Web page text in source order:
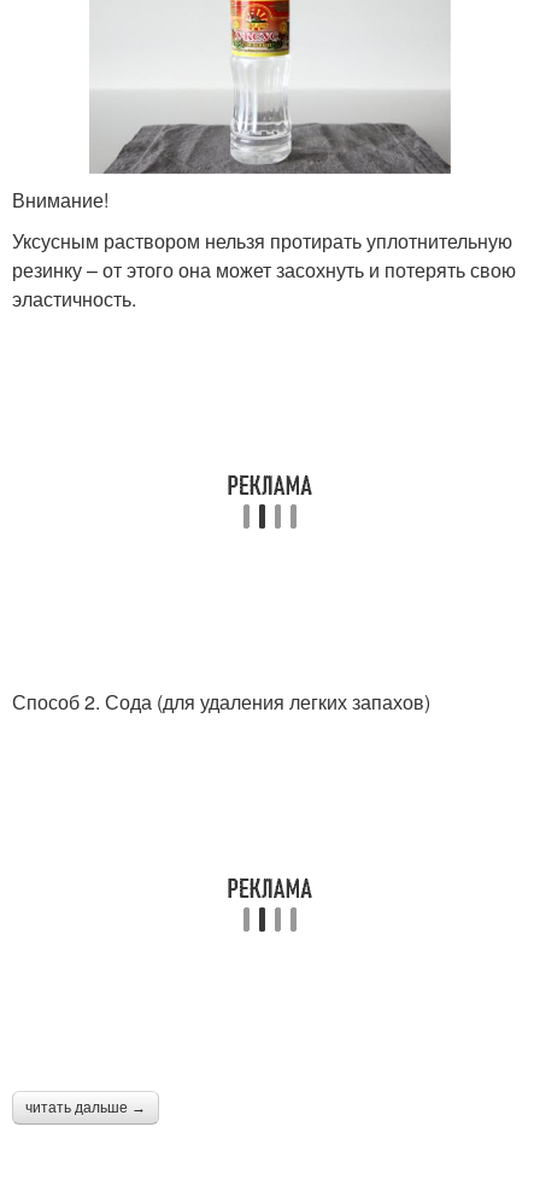
Внимание!
Уксусным раствором нельзя протирать уплотнительную
резинку – от этого она может засохнуть и потерять свою
эластичность.
Способ 2. Сода (для удаления легких запахов)
читать дальше →